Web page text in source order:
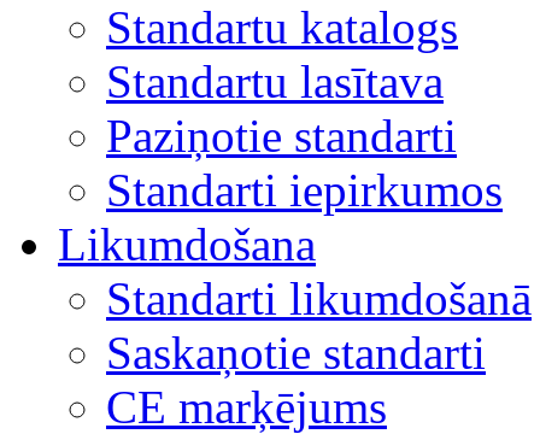
Standartu katalogs
Standartu lasītava
Paziņotie standarti
Standarti iepirkumos
Likumdošana
Standarti likumdošanā
Saskaņotie standarti
CE marķējums